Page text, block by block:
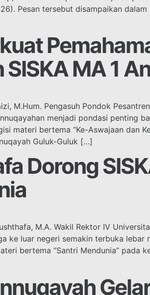
Pesan tersebut disampaikan
MA 1
M.Hum. Pengasuh Pondok
menjadi pondasi penting
materi bertema “Ke-Aswajaan dan
Guluk-Guluk […]
Dorong
M.A. Wakil Rektor IV
ke luar negeri semakin terbuka
bertema “Santri Mendunia” pada